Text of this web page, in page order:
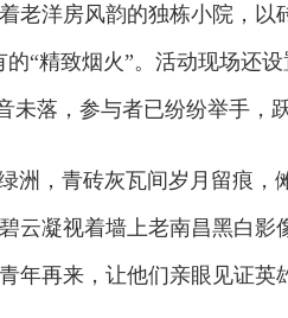
洋房风韵的独栋小院，以
“精致烟火”。活动现场还
未落，参与者已纷纷举手
，青砖灰瓦间岁月留痕，
云凝视着墙上老南昌黑白
年再来，让他们亲眼见证英